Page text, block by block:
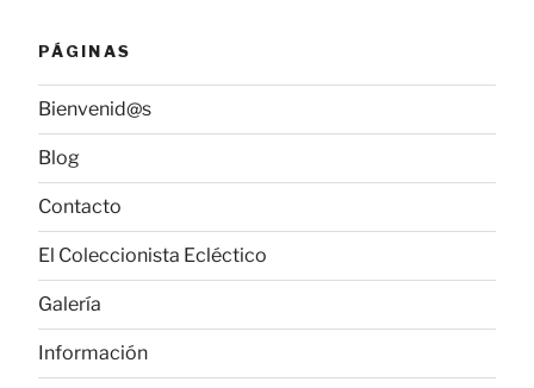
PÁGINAS
Bienvenid@s
Blog
Contacto
El Coleccionista Ecléctico
Galería
Información